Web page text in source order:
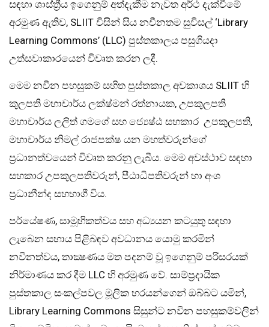
සඳහා ශාස්ත්‍රීය ඉගෙනුම් අත්දැකීම නැවත අර්ථ දැක්වීමේ
අරමුණ ඇතිව, SLIIT විසින් සිය නවීනතම සුවිසල් ‘Library
Learning Commons’ (LLC) පුස්තකාලය පසුගියදා
උත්සවාකාරයෙන් විවෘත කරන ලදී.
මෙම නවීන පහසුකම් සහිත පුස්තකාල අවකාශය SLIIT හි
කුලපති මහාචාර්ය ලක්ෂ්මන් රත්නායක, උපකුලපති
මහාචාර්ය ලලිත් ගමගේ සහ ජ්‍යෙෂ්ඨ සහකාර උපකුලපති,
මහාචාර්ය නිමල් රාජපක්ෂ යන මහත්වරුන්ගේ
ප්‍රධානත්වයෙන් විවෘත කරනු ලැබීය. මෙම අවස්ථාව සඳහා
සහකාර උපකුලපතිවරුන්, පීඨාධිපතිවරුන් හා අංශ
ප්‍රධානීන්ද සහභාගී විය.
පර්යේෂණ, සාමූහිකත්වය සහ අධ්‍යයන කටයුතු සඳහා
ලැබෙන සහාය පිළිබඳව අවධානය යොමු කරමින්
නවීනත්වය, තාක්‍ෂණය මත පදනම් වූ ඉගෙනුම් පරිසරයක්
නිර්මාණය කර දීම LLC හි අරමුණ වේ. සාම්ප්‍රදායික
පුස්තකාල සංකල්පවල මූලික හරයන්ගෙන් ඔබ්බට යමින්,
Library Learning Commons සිසුන්ට නවීන පහසුකම්වලින්